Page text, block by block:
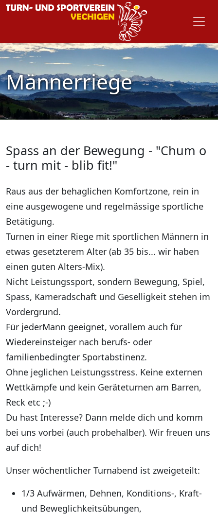
Männerriege
Spass an der Bewegung - "Chum o
- turn mit - blib fit!"
Raus aus der behaglichen Komfortzone, rein in
eine ausgewogene und regelmässige sportliche
Betätigung.
Turnen in einer Riege mit sportlichen Männern in
etwas gesetzterem Alter (ab 35 bis... wir haben
einen guten Alters-Mix).
Nicht Leistungssport, sondern Bewegung, Spiel,
Spass, Kameradschaft und Geselligkeit stehen im
Vordergrund.
Für jederMann geeignet, vorallem auch für
Wiedereinsteiger nach berufs- oder
familienbedingter Sportabstinenz.
Ohne jeglichen Leistungsstress. Keine externen
Wettkämpfe und kein Geräteturnen am Barren,
Reck etc ;-)
Du hast Interesse? Dann melde dich und komm
bei uns vorbei (auch probehalber). Wir freuen uns
auf dich!
Unser wöchentlicher Turnabend ist zweigeteilt:
1/3 Aufwärmen, Dehnen, Konditions-, Kraft-
und Beweglichkeitsübungen,